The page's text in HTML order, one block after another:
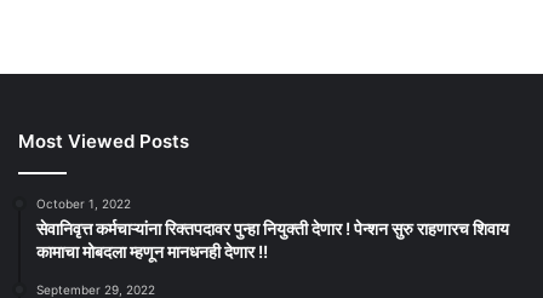
Most Viewed Posts
October 1, 2022
सेवानिवृत्त कर्मचाऱ्यांना रिक्तपदावर पुन्हा नियुक्ती देणार ! पेन्शन सुरु राहणारच शिवाय
कामाचा मोबदला म्हणून मानधनही देणार !!
September 29, 2022